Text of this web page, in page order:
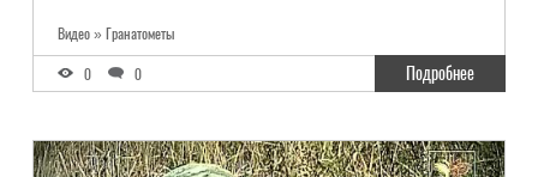
Видео » Гранатометы
0 0 Подробнее